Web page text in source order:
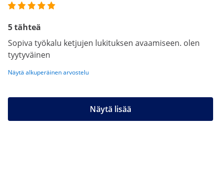
5 tähteä
Sopiva työkalu ketjujen lukituksen avaamiseen. olen
tyytyväinen
Näytä alkuperäinen arvostelu
Näytä lisää